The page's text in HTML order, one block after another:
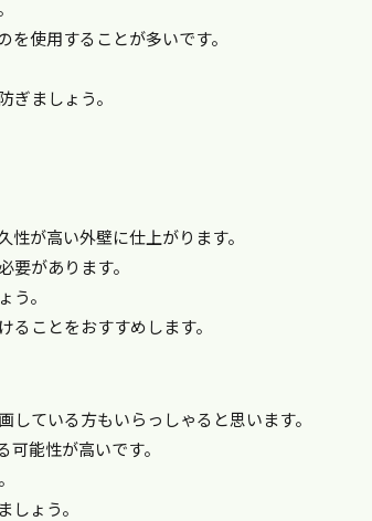
使用することが多いです。
ましょう。
が高い外壁に仕上がります。
があります。
。
ことをおすすめします。
ている方もいらっしゃると思います。
能性が高いです。
ょう。